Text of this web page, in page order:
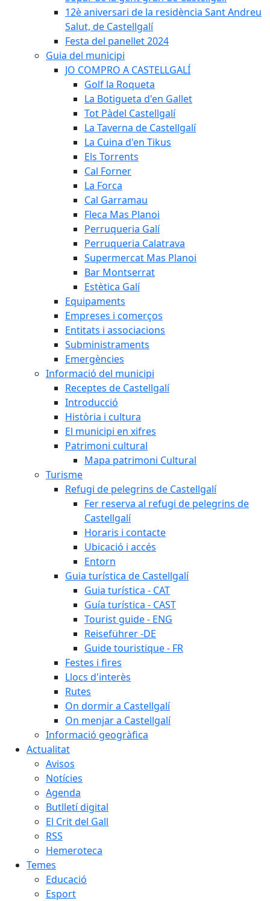
12è aniversari de la residència Sant Andreu
Salut, de Castellgalí
Festa del panellet 2024
Guia del municipi
JO COMPRO A CASTELLGALÍ
Golf la Roqueta
La Botigueta d'en Gallet
Tot Pàdel Castellgalí
La Taverna de Castellgalí
La Cuina d'en Tikus
Els Torrents
Cal Forner
La Forca
Cal Garramau
Fleca Mas Planoi
Perruqueria Galí
Perruqueria Calatrava
Supermercat Mas Planoi
Bar Montserrat
Estètica Galí
Equipaments
Empreses i comerços
Entitats i associacions
Subministraments
Emergències
Informació del municipi
Receptes de Castellgalí
Introducció
Història i cultura
El municipi en xifres
Patrimoni cultural
Mapa patrimoni Cultural
Turisme
Refugi de pelegrins de Castellgalí
Fer reserva al refugi de pelegrins de
Castellgalí
Horaris i contacte
Ubicació i accés
Entorn
Guia turística de Castellgalí
Guia turística - CAT
Guía turística - CAST
Tourist guide - ENG
Reiseführer -DE
Guide touristique - FR
Festes i fires
Llocs d'interès
Rutes
On dormir a Castellgalí
On menjar a Castellgalí
Informació geogràfica
Actualitat
Avisos
Notícies
Agenda
Butlletí digital
El Crit del Gall
RSS
Hemeroteca
Temes
Educació
Esport